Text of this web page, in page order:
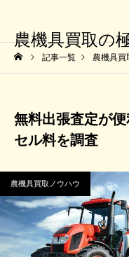
農機具買取の
記事一覧 農機具買
無料出張査定が
セル料を調査
農機具買取ノウハウ